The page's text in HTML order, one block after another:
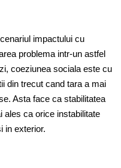
impactului cu
problema intr-un astfel
coeziunea sociala este cu
din trecut cand tara a mai
Asta face ca stabilitatea
ales ca orice instabilitate
in exterior.